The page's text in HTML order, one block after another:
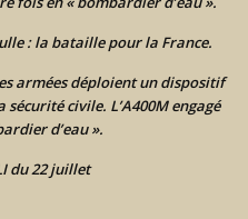
: la bataille pour la France.
armées déploient un dispositif
civile. L’A400M engagé
d’eau ».
du 22 juillet